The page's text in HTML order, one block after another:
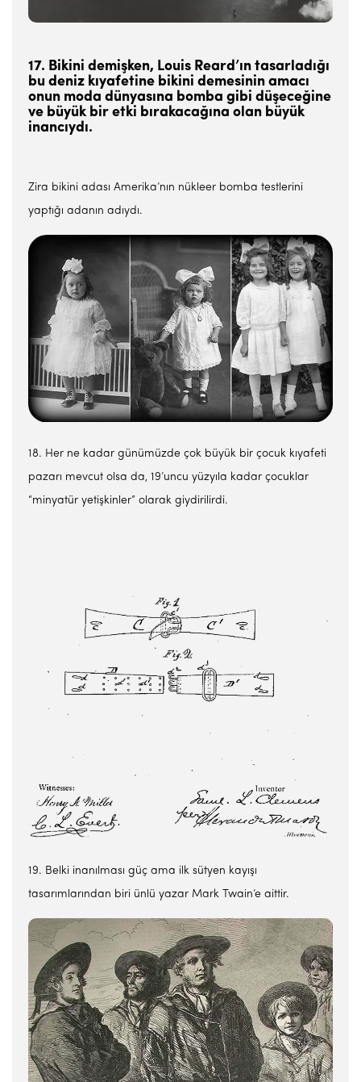
17. Bikini demişken, Louis Reard’ın tasarladığı
bu deniz kıyafetine bikini demesinin amacı
onun moda dünyasına bomba gibi düşeceğine
ve büyük bir etki bırakacağına olan büyük
inancıydı.
Zira bikini adası Amerika’nın nükleer bomba testlerini
yaptığı adanın adıydı.
18. Her ne kadar günümüzde çok büyük bir çocuk kıyafeti
pazarı mevcut olsa da, 19’uncu yüzyıla kadar çocuklar
“minyatür yetişkinler” olarak giydirilirdi.
19. Belki inanılması güç ama ilk sütyen kayışı
tasarımlarından biri ünlü yazar Mark Twain’e aittir.